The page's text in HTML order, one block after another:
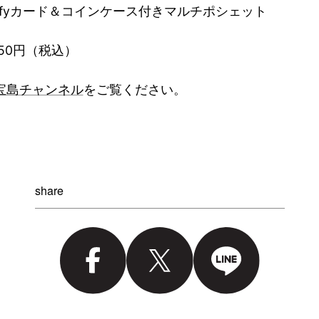
カード＆コインケース付きマルチポシェット
円（税込）
島チャンネルをご覧ください。
share